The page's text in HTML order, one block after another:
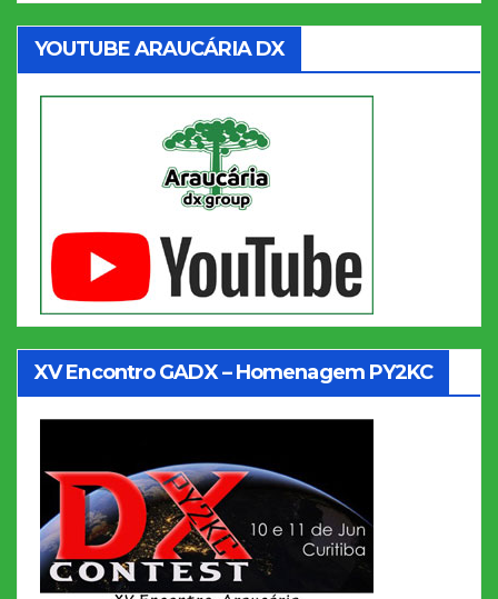
YOUTUBE ARAUCÁRIA DX
XV Encontro GADX – Homenagem PY2KC